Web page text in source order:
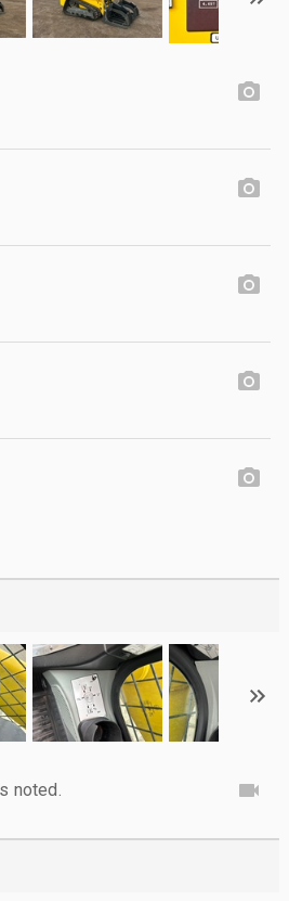
noted.